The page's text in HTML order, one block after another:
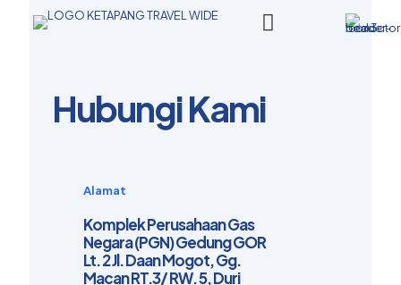
Hubungi Kami
Alamat
Komplek Perusahaan Gas
Negara (PGN) Gedung GOR
Lt. 2 Jl. Daan Mogot, Gg.
Macan RT.3/ RW. 5, Duri